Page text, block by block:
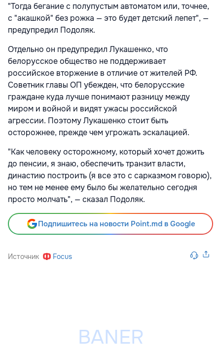
"Тогда бегание с полупустым автоматом или, точнее,
с "акашкой" без рожка — это будет детский лепет", —
предупредил Подоляк.
Отдельно он предупредил Лукашенко, что
белорусское общество не поддерживает
российское вторжение в отличие от жителей РФ.
Советник главы ОП убежден, что белорусские
граждане куда лучше понимают разницу между
миром и войной и видят ужасы российской
агрессии. Поэтому Лукашенко стоит быть
осторожнее, прежде чем угрожать эскалацией.
"Как человеку осторожному, который хочет дожить
до пенсии, я знаю, обеспечить транзит власти,
династию построить (я все это с сарказмом говорю),
но тем не менее ему было бы желательно сегодня
просто молчать", — сказал Подоляк.
Подпишитесь на новости Point.md в Google
Источник Focus